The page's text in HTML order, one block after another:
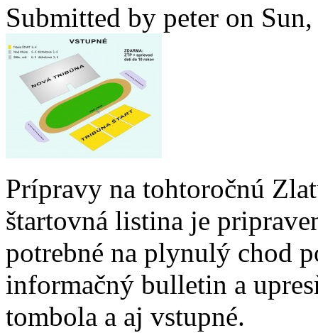
Submitted by peter on
Prípravy na tohtoročnú
štartovná listina je
potrebné na plynulý chod
informačný bulletin a
tombola a aj vstupné.